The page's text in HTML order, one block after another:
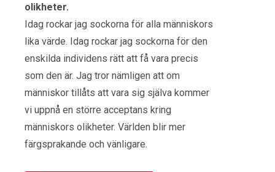
olikheter.
Idag rockar jag sockorna för alla människors
lika värde. Idag rockar jag sockorna för den
enskilda individens rätt att få vara precis
som den är. Jag tror nämligen att om
människor tillåts att vara sig själva kommer
vi uppnå en större acceptans kring
människors olikheter. Världen blir mer
färgsprakande och vänligare.